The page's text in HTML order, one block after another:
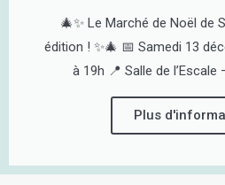
🎄✨ Le Marché de Noël de
édition ! ✨🎄 📅 Samedi 13
à 19h 📍 Salle de l’Escale
Plus